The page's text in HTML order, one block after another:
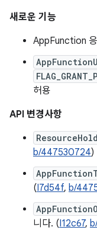
새로운 기능
AppFunction
허용
API 변경사항
b/447530724)
(I7d54f, b/
니다. (I12c67,